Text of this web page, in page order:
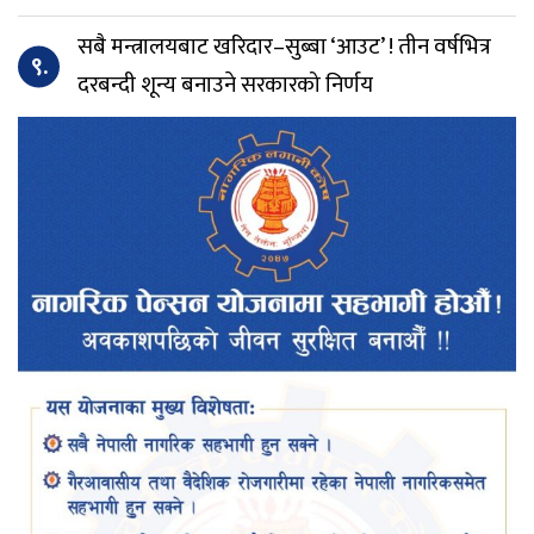
९.
सबै मन्त्रालयबाट खरिदार–सुब्बा ‘आउट’ ! तीन वर्षभित्र
दरबन्दी शून्य बनाउने सरकारको निर्णय